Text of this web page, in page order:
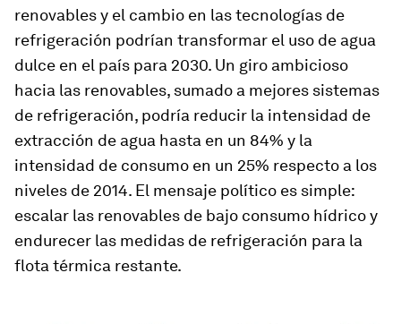
renovables y el cambio en las tecnologías de
refrigeración podrían transformar el uso de agua
dulce en el país para 2030. Un giro ambicioso
hacia las renovables, sumado a mejores sistemas
de refrigeración, podría reducir la intensidad de
extracción de agua hasta en un 84% y la
intensidad de consumo en un 25% respecto a los
niveles de 2014. El mensaje político es simple:
escalar las renovables de bajo consumo hídrico y
endurecer las medidas de refrigeración para la
flota térmica restante.